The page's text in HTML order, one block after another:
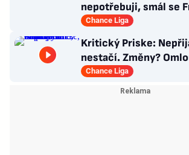
nepotřebuji, smál se
Promluvil o zájmu Plzně
Chance Liga
Kritický Priske:
nestačí. Změny?
nedokážu odpovědět
Chance Liga